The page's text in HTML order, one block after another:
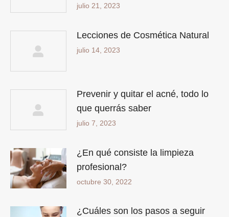
julio 21, 2023
Lecciones de Cosmética Natural
julio 14, 2023
Prevenir y quitar el acné, todo lo
que querrás saber
julio 7, 2023
¿En qué consiste la limpieza
profesional?
octubre 30, 2022
¿Cuáles son los pasos a seguir